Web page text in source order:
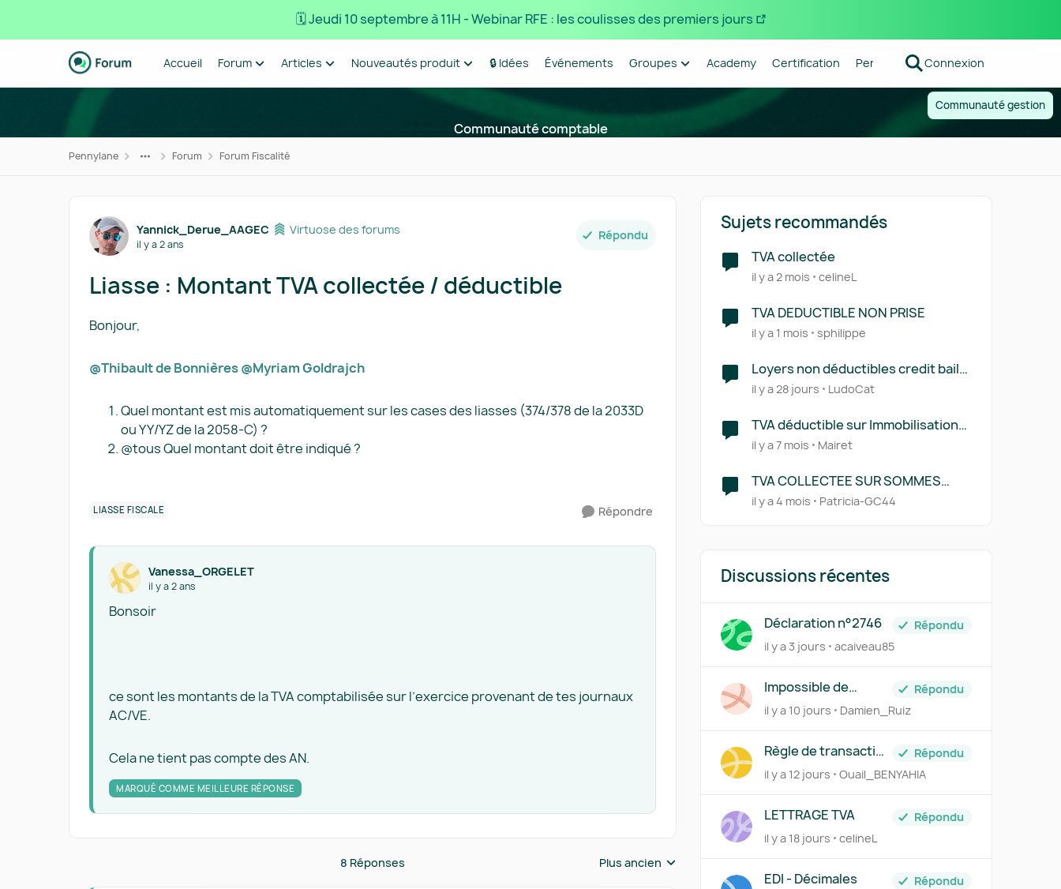
🗓️ Jeudi 10 septembre à 11H - Webinar RFE : les coulisses des premiers jours
Passer au contenu
Accueil Forum Articles Nouveautés produit 🔒 Idées Événements Groupes Academy Certification Pennylane Centre d'aide
Connexion
Communauté gestion
Communauté comptable
Pennylane Forum Forum Fiscalité
Forum Discussion
Yannick_Derue_AAGEC Virtuose des forums
il y a 2 ans
Répondu
Liasse : Montant TVA collectée / déductible
Bonjour,
@Thibault de Bonnières@Myriam Goldrajch
Quel montant est mis automatiquement sur les cases des liasses (374/378 de la 2033D
ou YY/YZ de la 2058-C) ?
@tous Quel montant doit être indiqué ?
LIASSE FISCALE Répondre
Vanessa_ORGELET
il y a 2 ans
Bonsoir
ce sont les montants de la TVA comptabilisée sur l’exercice provenant de tes journaux
AC/VE.
Cela ne tient pas compte des AN.
MARQUÉ COMME MEILLEURE RÉPONSE
8 Réponses Réponses triées par
Plus ancien
Sujets recommandés
TVA collectée
il y a 2 mois celineL
TVA DEDUCTIBLE NON PRISE
il y a 1 mois sphilippe
Loyers non déductibles credit bail
véhicules
il y a 28 jours LudoCat
TVA déductible sur Immobilisation
BIENS
il y a 7 mois Mairet
TVA COLLECTEE SUR SOMMES
PERCUES
il y a 4 mois Patricia-GC44
Discussions récentes
Déclaration n°2746
Répondu
il y a 3 jours
acaiveau85
Impossible de
déclarer l'acompte
de TVA du mois de
Répondu
il y a 10 jours
Damien_Ruiz
Règle de transaction
frais bancaires
Répondu
il y a 12 jours
Ouail_BENYAHIA
LETTRAGE TVA
Répondu
il y a 18 jours
celineL
EDI - Décimales
Répondu